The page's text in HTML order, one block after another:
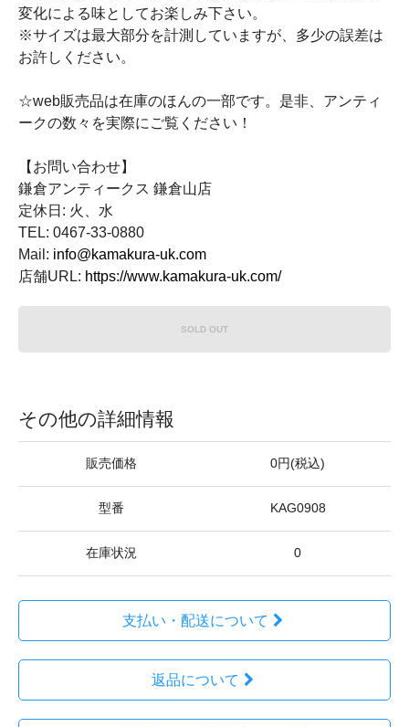
変化による味としてお楽しみ下さい。
※サイズは最大部分を計測していますが、多少の誤差は
お許しください。
☆web販売品は在庫のほんの一部です。是非、アンティ
ークの数々を実際にご覧ください！
【お問い合わせ】
鎌倉アンティークス 鎌倉山店
定休日: 火、水
TEL: 0467-33-0880
Mail: info@kamakura-uk.com
店舗URL: https://www.kamakura-uk.com/
SOLD OUT
その他の詳細情報
販売価格 0円(税込)
型番 KAG0908
在庫状況 0
支払い・配送について
返品について